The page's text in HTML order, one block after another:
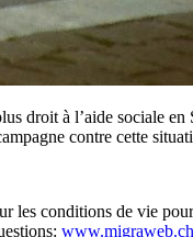
droit à l’aide sociale
contre cette
les conditions de vie
www.migraweb.ch